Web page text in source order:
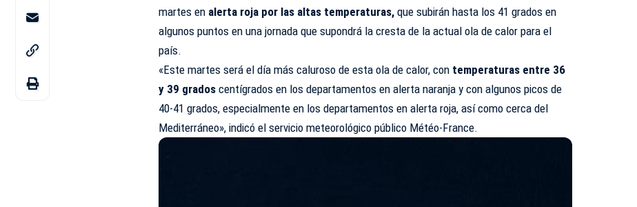
martes en alerta roja por las altas temperaturas, que subirán hasta los 41 grados en
algunos puntos en una jornada que supondrá la cresta de la actual ola de calor para el
país.
«Este martes será el día más caluroso de esta ola de calor, con temperaturas entre 36
y 39 grados centígrados en los departamentos en alerta naranja y con algunos picos de
40-41 grados, especialmente en los departamentos en alerta roja, así como cerca del
Mediterráneo», indicó el servicio meteorológico público Météo-France.